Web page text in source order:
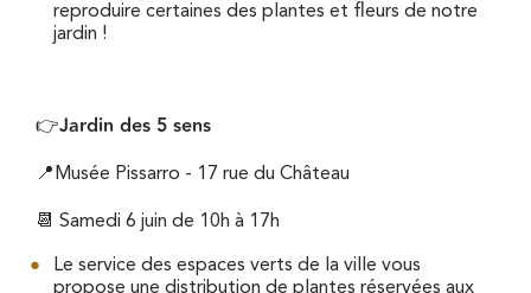
reproduire certaines des plantes et fleurs de notre
jardin !
👉Jardin des 5 sens
📍Musée Pissarro - 17 rue du Château
📆 Samedi 6 juin de 10h à 17h
Le service des espaces verts de la ville vous
propose une distribution de plantes réservées aux